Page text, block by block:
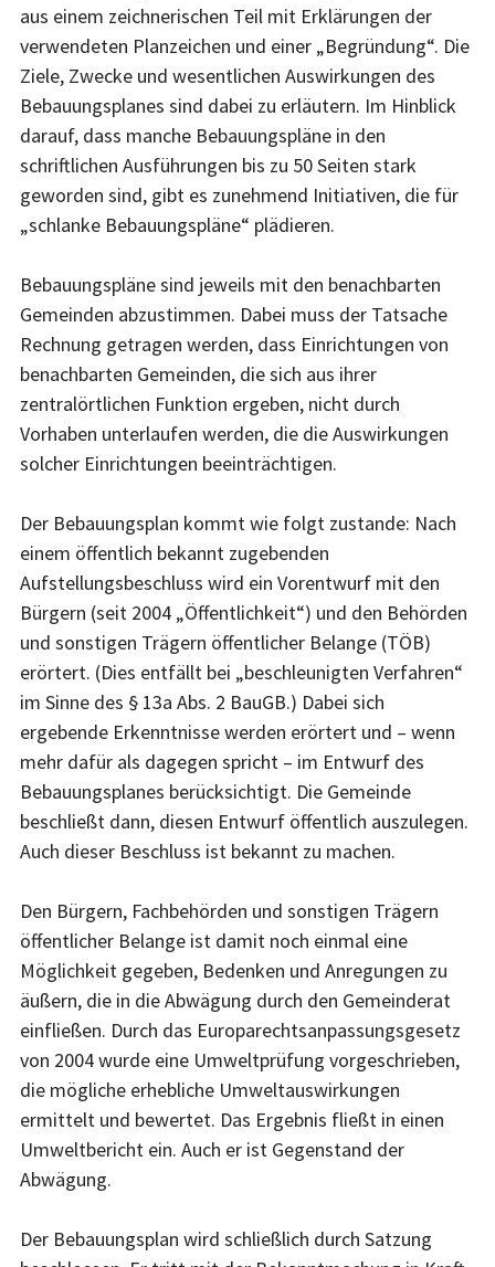
aus einem zeichnerischen Teil mit Erklärungen der
verwendeten Planzeichen und einer „Begründung“. Die
Ziele, Zwecke und wesentlichen Auswirkungen des
Bebauungsplanes sind dabei zu erläutern. Im Hinblick
darauf, dass manche Bebauungspläne in den
schriftlichen Ausführungen bis zu 50 Seiten stark
geworden sind, gibt es zunehmend Initiativen, die für
„schlanke Bebauungspläne“ plädieren.
Bebauungspläne sind jeweils mit den benachbarten
Gemeinden abzustimmen. Dabei muss der Tatsache
Rechnung getragen werden, dass Einrichtungen von
benachbarten Gemeinden, die sich aus ihrer
zentralörtlichen Funktion ergeben, nicht durch
Vorhaben unterlaufen werden, die die Auswirkungen
solcher Einrichtungen beeinträchtigen.
Der Bebauungsplan kommt wie folgt zustande: Nach
einem öffentlich bekannt zugebenden
Aufstellungsbeschluss wird ein Vorentwurf mit den
Bürgern (seit 2004 „Öffentlichkeit“) und den Behörden
und sonstigen Trägern öffentlicher Belange (TÖB)
erörtert. (Dies entfällt bei „beschleunigten Verfahren“
im Sinne des § 13a Abs. 2 BauGB.) Dabei sich
ergebende Erkenntnisse werden erörtert und – wenn
mehr dafür als dagegen spricht – im Entwurf des
Bebauungsplanes berücksichtigt. Die Gemeinde
beschließt dann, diesen Entwurf öffentlich auszulegen.
Auch dieser Beschluss ist bekannt zu machen.
Den Bürgern, Fachbehörden und sonstigen Trägern
öffentlicher Belange ist damit noch einmal eine
Möglichkeit gegeben, Bedenken und Anregungen zu
äußern, die in die Abwägung durch den Gemeinderat
einfließen. Durch das Europarechtsanpassungsgesetz
von 2004 wurde eine Umweltprüfung vorgeschrieben,
die mögliche erhebliche Umweltauswirkungen
ermittelt und bewertet. Das Ergebnis fließt in einen
Umweltbericht ein. Auch er ist Gegenstand der
Abwägung.
Der Bebauungsplan wird schließlich durch Satzung